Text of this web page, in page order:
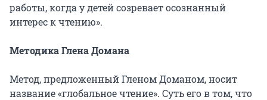
работы, когда у детей созревает осознанный
интерес к чтению».
Методика Глена Домана
Метод, предложенный Гленом Доманом, носит
название «глобальное чтение». Суть его в том, что